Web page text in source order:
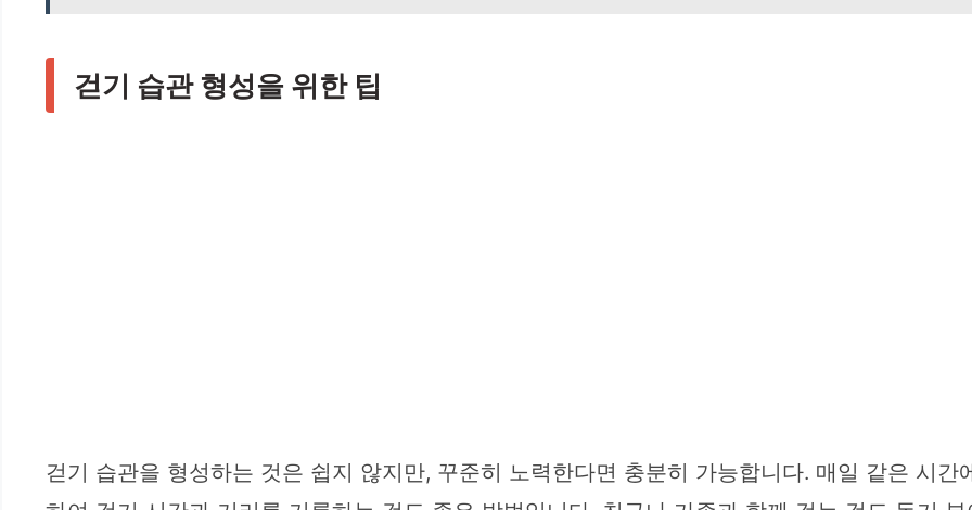
걷기 습관 형성을 위한 팁
걷기 습관을 형성하는 것은 쉽지 않지만, 꾸준히 노력한다면 충분히 가능합니다. 매일 같은 시